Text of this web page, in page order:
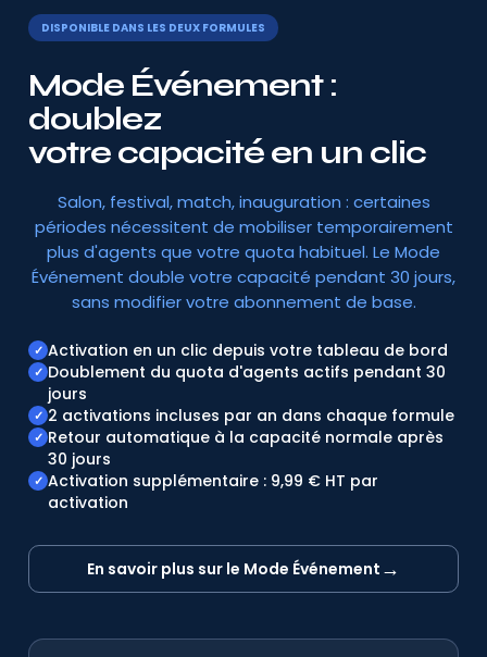
DISPONIBLE DANS LES DEUX FORMULES
Mode Événement :
doublez
votre capacité en un clic
Salon, festival, match, inauguration : certaines
périodes nécessitent de mobiliser temporairement
plus d'agents que votre quota habituel. Le Mode
Événement double votre capacité pendant 30 jours,
sans modifier votre abonnement de base.
✓ Activation en un clic depuis votre tableau de bord
✓ Doublement du quota d'agents actifs pendant 30
jours
✓ 2 activations incluses par an dans chaque formule
✓ Retour automatique à la capacité normale après
30 jours
✓ Activation supplémentaire : 9,99 € HT par
activation
En savoir plus sur le Mode Événement →